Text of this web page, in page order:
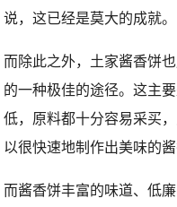
说，这已经是莫大的成就。
而除此之外，土家酱香饼
的一种极佳的途径。这主
低，原料都十分容易采买
以很快速地制作出美味的酱
而酱香饼丰富的味道、低